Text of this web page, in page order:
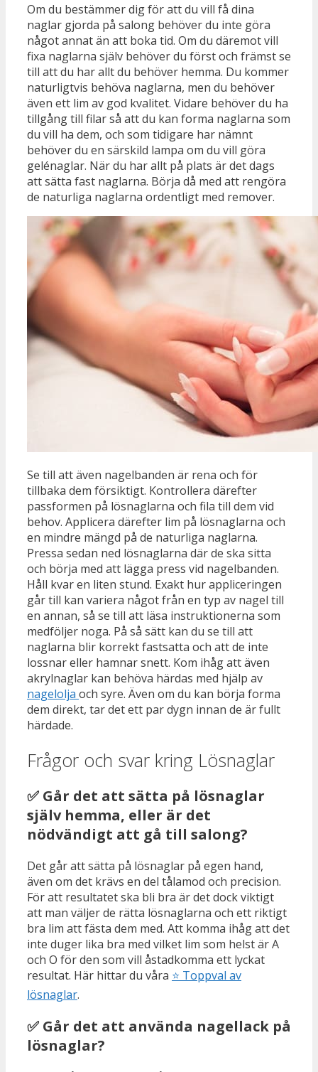
Om du bestämmer dig för att du vill få dina
naglar gjorda på salong behöver du inte göra
något annat än att boka tid. Om du däremot vill
fixa naglarna själv behöver du först och främst se
till att du har allt du behöver hemma. Du kommer
naturligtvis behöva naglarna, men du behöver
även ett lim av god kvalitet. Vidare behöver du ha
tillgång till filar så att du kan forma naglarna som
du vill ha dem, och som tidigare har nämnt
behöver du en särskild lampa om du vill göra
gelénaglar. När du har allt på plats är det dags
att sätta fast naglarna. Börja då med att rengöra
de naturliga naglarna ordentligt med remover.
Se till att även nagelbanden är rena och för
tillbaka dem försiktigt. Kontrollera därefter
passformen på lösnaglarna och fila till dem vid
behov. Applicera därefter lim på lösnaglarna och
en mindre mängd på de naturliga naglarna.
Pressa sedan ned lösnaglarna där de ska sitta
och börja med att lägga press vid nagelbanden.
Håll kvar en liten stund. Exakt hur appliceringen
går till kan variera något från en typ av nagel till
en annan, så se till att läsa instruktionerna som
medföljer noga. På så sätt kan du se till att
naglarna blir korrekt fastsatta och att de inte
lossnar eller hamnar snett. Kom ihåg att även
akrylnaglar kan behöva härdas med hjälp av
nagelolja och syre. Även om du kan börja forma
dem direkt, tar det ett par dygn innan de är fullt
härdade.
Frågor och svar kring Lösnaglar
✅ Går det att sätta på lösnaglar
själv hemma, eller är det
nödvändigt att gå till salong?
Det går att sätta på lösnaglar på egen hand,
även om det krävs en del tålamod och precision.
För att resultatet ska bli bra är det dock viktigt
att man väljer de rätta lösnaglarna och ett riktigt
bra lim att fästa dem med. Att komma ihåg att det
inte duger lika bra med vilket lim som helst är A
och O för den som vill åstadkomma ett lyckat
resultat. Här hittar du våra ⭐ Toppval av
lösnaglar.
✅ Går det att använda nagellack på
lösnaglar?